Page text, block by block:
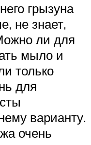
грызуна
не знает,
ли для
мыло и
только
для
варианту.
очень